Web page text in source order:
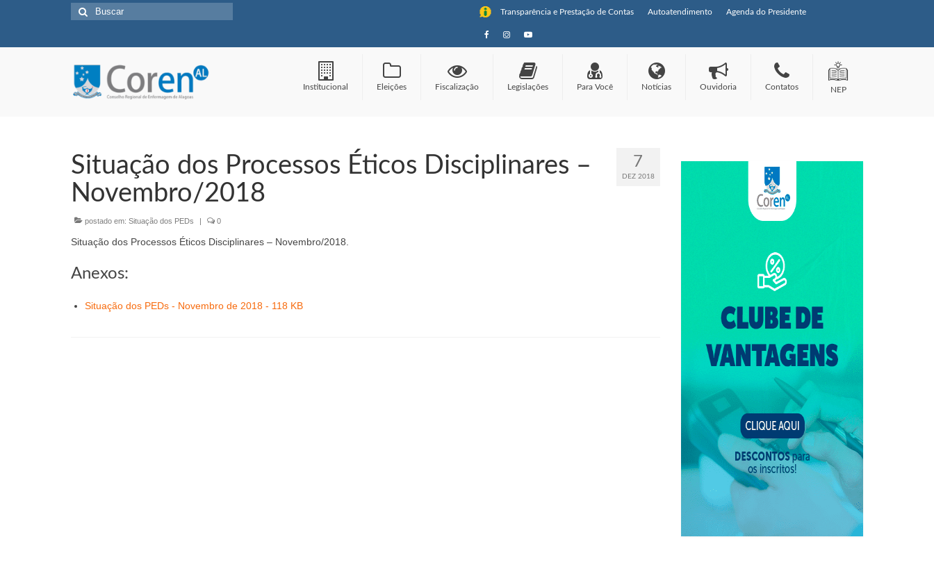
Transparência e Prestação de Contas Autoatendimento Agenda do Presidente
Buscar
por:
Institucional Eleições Fiscalização Legislações Para Você Notícias Ouvidoria Contatos NEP
7
DEZ 2018
Situação dos Processos Éticos Disciplinares –
Novembro/2018
postado em: Situação dos PEDs | 0
Situação dos Processos Éticos Disciplinares – Novembro/2018.
Anexos:
Situação dos PEDs - Novembro de 2018 - 118 KB